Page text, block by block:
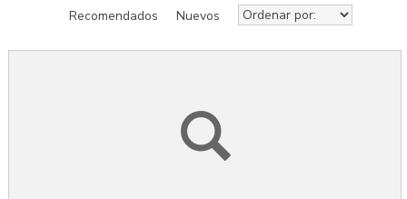
Recomendados Nuevos